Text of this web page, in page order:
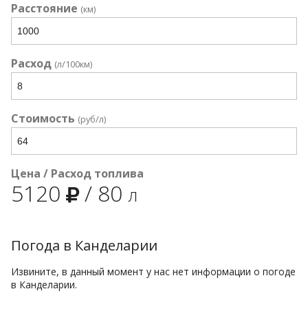
Расстояние (км)
Расход (л/100км)
Стоимость (руб/л)
Цена / Расход топлива
5120 / 80 л
Погода в Канделарии
Извините, в данный момент у нас нет информации о погоде
в Канделарии.